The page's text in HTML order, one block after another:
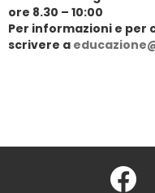
ore 8.30 – 10:00
Per informazioni e per
scrivere a